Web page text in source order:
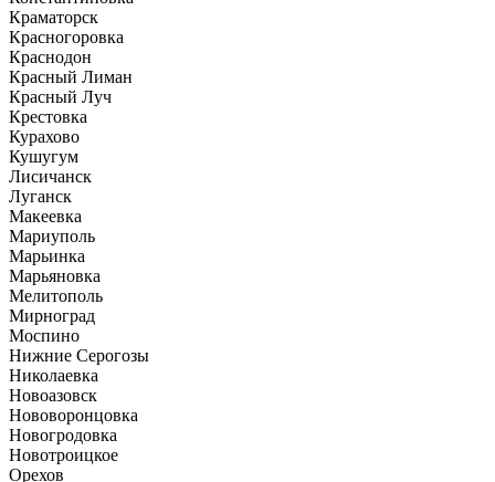
Краматорск
Красногоровка
Краснодон
Красный Лиман
Красный Луч
Крестовка
Курахово
Кушугум
Лисичанск
Луганск
Макеевка
Мариуполь
Марьинка
Марьяновка
Мелитополь
Мирноград
Моспино
Нижние Серогозы
Николаевка
Новоазовск
Нововоронцовка
Новогродовка
Новотроицкое
Орехов